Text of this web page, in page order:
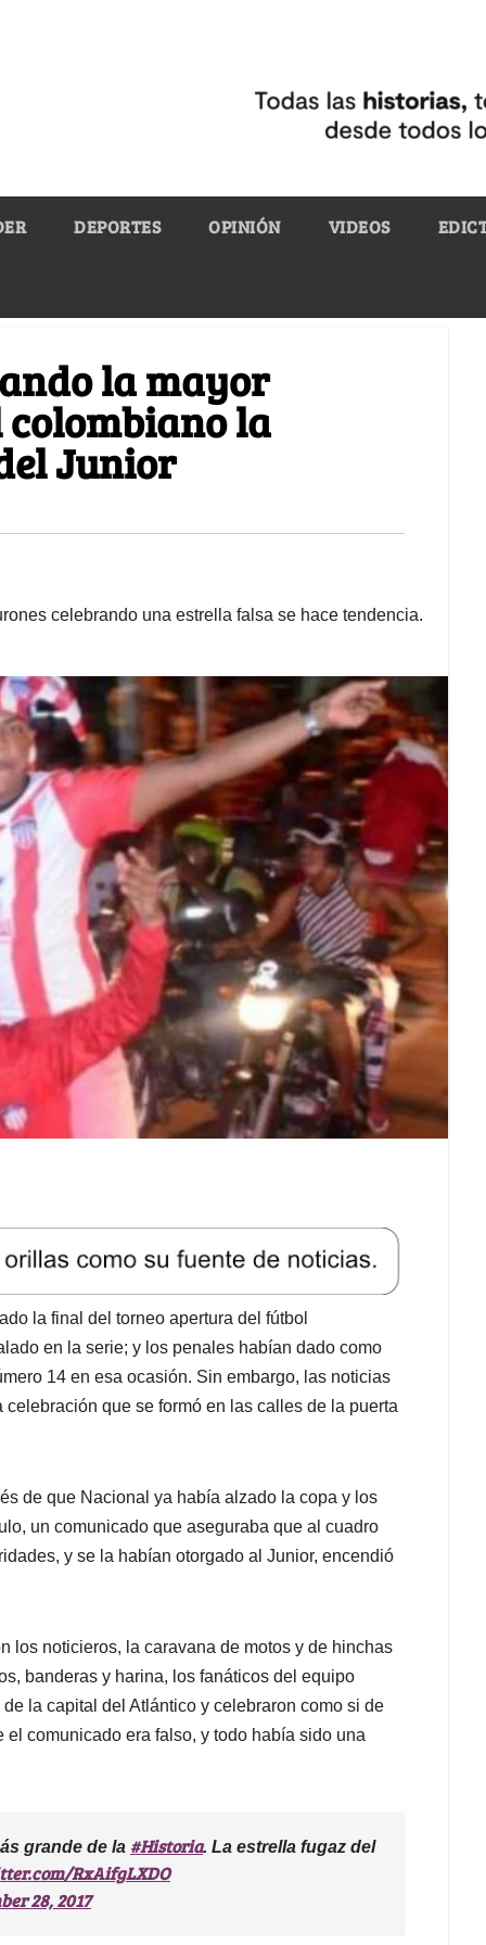
DEPORTES OPINIÓN VIDEOS
la mayor
la
Junior
celebrando una estrella falsa se hace tendencia.
la final del torneo apertura del fútbol
en la serie; y los penales habían dado como
14 en esa ocasión. Sin embargo, las noticias
que se formó en las calles de la puerta
de que Nacional ya había alzado la copa y los
un comunicado que aseguraba que al cuadro
y se la habían otorgado al Junior, encendió
los noticieros, la caravana de motos y de hinchas
banderas y harina, los fanáticos del equipo
la capital del Atlántico y celebraron como si de
comunicado era falso, y todo había sido una
grande de la #Historia. La estrella fugaz del
RxAifgLXDO
28, 2017